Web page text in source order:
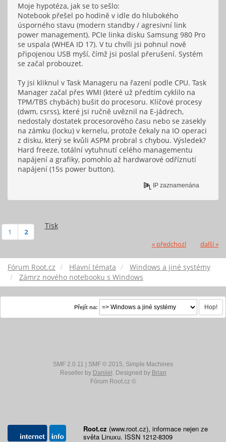
Moje hypotéza, jak se to sešlo:
Notebook přešel po hodině v idle do hlubokého
úsporného stavu (modern standby / agresivní link
power management). PCIe linka disku Samsung 980 Pro
se uspala (WHEA ID 17). V tu chvíli jsi pohnul nově
připojenou USB myší, čímž jsi poslal přerušení. Systém
se začal probouzet.
Ty jsi kliknul v Task Manageru na řazení podle CPU. Task
Manager začal přes WMI (které už předtím cyklilo na
TPM/TBS chybách) bušit do procesoru. Klíčové procesy
(dwm, csrss), které jsi ručně uvěznil na E-jádrech,
nedostaly dostatek procesorového času nebo se zasekly
na zámku (locku) v kernelu, protože čekaly na IO operaci
z disku, který se kvůli ASPM probral s chybou. Výsledek?
Hard freeze, totální vytuhnutí celého managementu
napájení a grafiky, pomohlo až hardwarové odříznutí
napájení (15s power button).
IP zaznamenána
Tisk
1 2
« předchozí další »
Fórum Root.cz Hlavní témata
Windows a jiné systémy
Zámrz nového notebooku s Windows
Přejít na:
SMF 2.0.11 | SMF © 2015 Simple Machines
Reseller by Daniiel . Designed by Brian
Fórum Root.cz ©
Root.cz (www.root.cz), informace nejen ze
světa Linuxu. ISSN 1212-8309